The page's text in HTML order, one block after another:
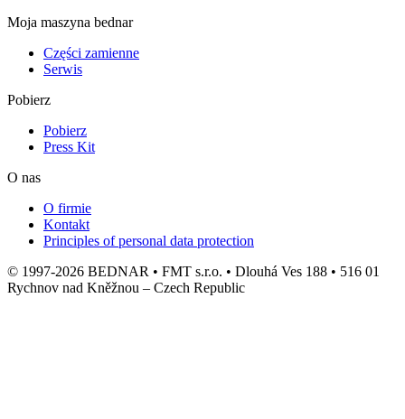
Moja maszyna bednar
Części zamienne
Serwis
Pobierz
Pobierz
Press Kit
O nas
O firmie
Kontakt
Principles of personal data protection
© 1997-2026 BEDNAR • FMT s.r.o. • Dlouhá Ves 188 • 516 01
Rychnov nad Kněžnou – Czech Republic